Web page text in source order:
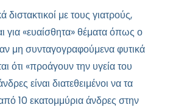
διστακτικοί με τους γιατρούς,
για «ευαίσθητα» θέματα όπως ο
μη συνταγογραφούμενα φυτικά
ότι «προάγουν την υγεία του
είναι διατεθειμένοι να τα
10 εκατομμύρια άνδρες στην